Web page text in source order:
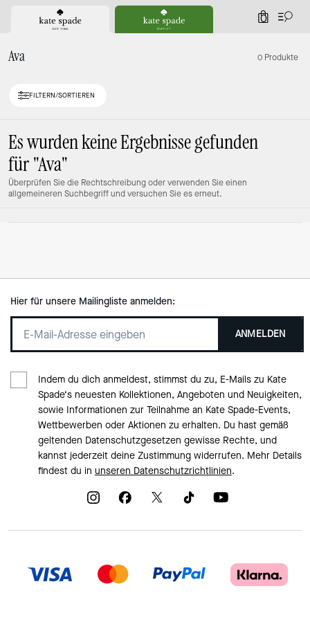
0
Ava 0 Produkte
FILTERN/SORTIEREN
Es wurden keine Ergebnisse gefunden
für "Ava"
Überprüfen Sie die Rechtschreibung oder verwenden Sie einen
allgemeineren Suchbegriff und versuchen Sie es erneut.
Hier für unsere Mailingliste anmelden:
ANMELDEN
Indem du dich anmeldest, stimmst du zu, E-Mails zu Kate
Spade‘s neuesten Kollektionen, Angeboten und Neuigkeiten,
sowie Informationen zur Teilnahme an Kate Spade-Events,
Wettbewerben oder Aktionen zu erhalten. Du hast gemäß
geltenden Datenschutzgesetzen gewisse Rechte, und
kannst jederzeit deine Zustimmung widerrufen. Mehr Details
findest du in unseren Datenschutzrichtlinien.